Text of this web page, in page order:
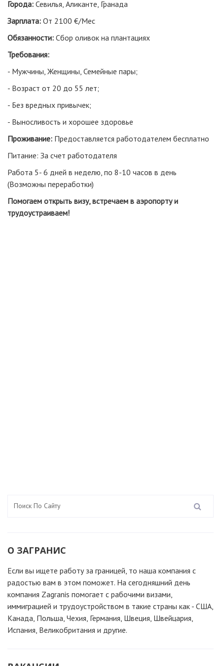
Города: Севилья, Аликанте, Гранада
Зарплата: От 2100 €/Мес
Обязанности: Сбор оливок на плантациях
Требования:
- Мужчины, Женщины, Семейные пары;
- Возраст от 20 до 55 лет;
- Без вредных привычек;
- Выносливость и хорошее здоровье
Проживание: Предоставляется работодателем бесплатно
Питание: За счет работодателя
Работа 5- 6 дней в неделю, по 8-10 часов в день
(Возможны переработки)
Помогаем открыть визу, встречаем в аэропорту и
трудоустраиваем!
О ЗАГРАНИС
Если вы ищете работу за границей, то наша компания c
радостью вам в этом поможет. На сегодняшний день
компания Zagranis помогает с рабочими визами,
иммиграцией и трудоустройством в такие страны как - США,
Канада, Польша, Чехия, Германия, Швеция, Швейцария,
Испания, Великобритания и другие.